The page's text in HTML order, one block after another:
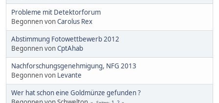
Probleme mit Detektorforum
Begonnen vonCarolus Rex
Abstimmung Fotowettbewerb 2012
Begonnen vonCptAhab
Nachforschungsgenehmigung, NFG 2013
Begonnen von Levante
Wer hat schon eine Goldmünze gefunden ?